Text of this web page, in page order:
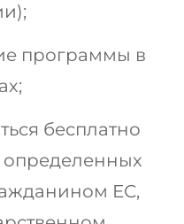
программы в
бесплатно
ЕС,